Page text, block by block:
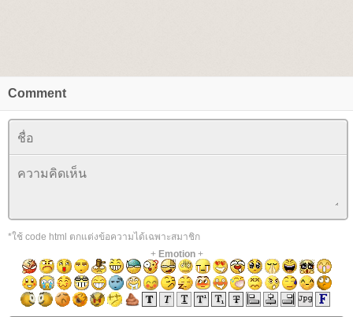
Comment
*ใช้ code html ตกแต่งข้อความได้เฉพาะสมาชิก
+ Emotion+